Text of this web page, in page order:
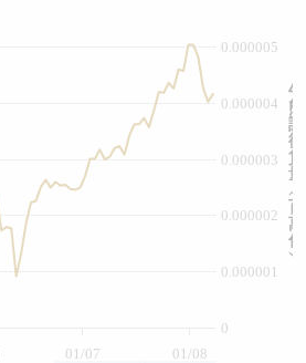
01/07 01/08
0
0.000001
0.000002
0.000003
0.000004
0.000005
牛
熊
證
街
貨
量
︵
百
萬
份
︶